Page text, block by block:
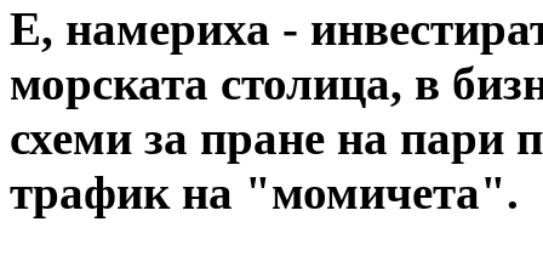
Е, намериха -
морската столица, в
схеми за пране на пари
трафик на "момичета".